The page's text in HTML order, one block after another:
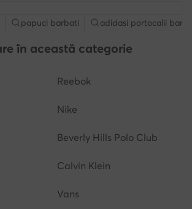
papuci barbati adidasi portocalii
în această categorie
Reebok
Nike
Beverly Hills Polo Club
Calvin Klein
Vans